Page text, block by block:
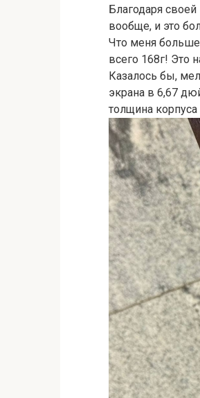
Благодаря
вообще, и это
Что меня больше
всего 168г! Это
Казалось бы,
экрана в 6,67
толщина